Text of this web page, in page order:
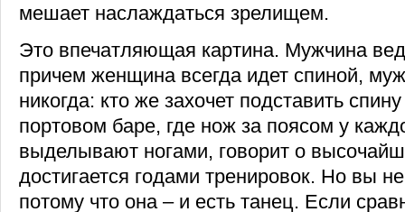
мешает наслаждаться зрелищем.
Это впечатляющая картина. Мужчина
причем женщина всегда идет спиной,
никогда: кто же захочет подставить
портовом баре, где нож за поясом у
выделывают ногами, говорит о
достигается годами тренировок. Но вы
потому что она – и есть танец. Если